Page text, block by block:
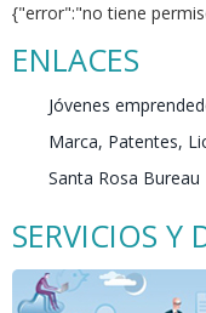
{"error":"no tiene
ENLACES
Jóvenes
Marca, Patentes,
Santa Rosa Bureau
SERVICIOS Y